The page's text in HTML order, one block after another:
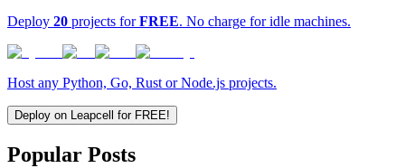
Deploy 20 projects forFREE. No charge for idle machines.
Host any Python, Go, Rust or Node.js projects.
Deploy on Leapcell for FREE!
Popular Posts